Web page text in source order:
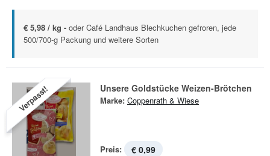
€ 5,98 / kg - oder Café Landhaus Blechkuchen gefroren, jede
500/700-g Packung und weitere Sorten
Verpasst! Unsere Goldstücke Weizen-Brötchen
Marke: Coppenrath & Wiese
Preis: € 0,99